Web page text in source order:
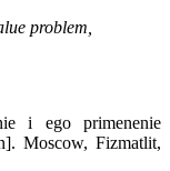
problem,
i ego primenenie
Moscow, Fizmatlit,